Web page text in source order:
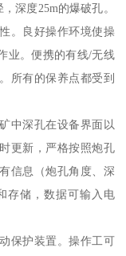
深度25m的爆破孔。
。良好操作环境使操
业。便携的有线/无线
所有的保养点都受到
中深孔在设备界面以
更新，严格按照炮孔
信息（炮孔角度、深
存储，数据可输入电
保护装置。操作工可